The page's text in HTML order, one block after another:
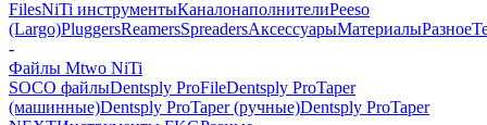
FilesNiTi инструментыКаналонаполнителиPeeso
(Largo)PluggersReamersSpreadersАксессуарыМатериалыРазное
-
Файлы Mtwo NiTi
SOCO файлыDentsply ProFileDentsply ProTaper
(машинные)Dentsply ProTaper (ручные)Dentsply ProTaper